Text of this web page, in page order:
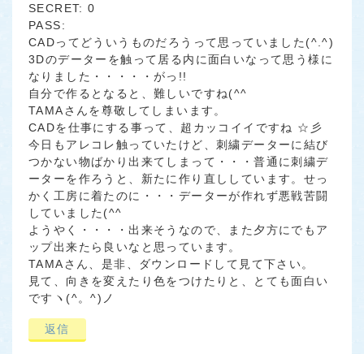
SECRET: 0
PASS:
CADってどういうものだろうって思っていました(^.^)
3Dのデーターを触って居る内に面白いなって思う様に
なりました・・・・・がっ!!
自分で作るとなると、難しいですね(^^ゞ
TAMAさんを尊敬してしまいます。
CADを仕事にする事って、超カッコイイですね ☆彡
今日もアレコレ触っていたけど、刺繍データーに結び
つかない物ばかり出来てしまって・・・普通に刺繍デ
ーターを作ろうと、新たに作り直ししています。せっ
かく工房に着たのに・・・データーが作れず悪戦苦闘
していました(^^ゞ
ようやく・・・・出来そうなので、また夕方にでもア
ップ出来たら良いなと思っています。
TAMAさん、是非、ダウンロードして見て下さい。
見て、向きを変えたり色をつけたりと、とても面白い
ですヽ(^。^)ノ
返信